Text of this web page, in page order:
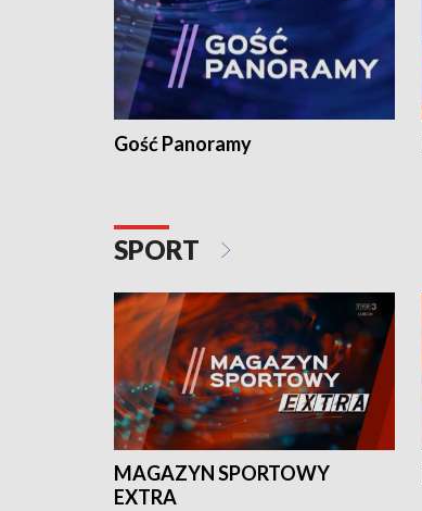
Gość Panoramy
SPORT
MAGAZYN SPORTOWY
EXTRA